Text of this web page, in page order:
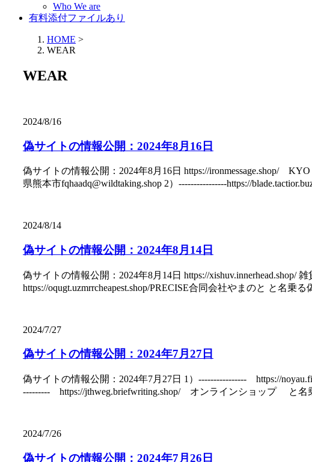
Who We are
有料添付ファイルあり
HOME >
WEAR
WEAR
2024/8/16
偽サイトの情報公開：2024年8月16日
偽サイトの情報公開：2024年8月16日 https://ironmessage.shop/
県熊本市fqhaadq@wildtaking.shop 2）----------------https://
2024/8/14
偽サイトの情報公開：2024年8月14日
偽サイトの情報公開：2024年8月14日 https://xishuv.innerhead.shop/
https://oqugt.uzmrrcheapest.shop/PRECISE合同会社やまのと と名乗
2024/7/27
偽サイトの情報公開：2024年7月27日
偽サイトの情報公開：2024年7月27日 1）---------------- https://
--------- https://jthweg.briefwriting.shop/ オンラインショップ と名
2024/7/26
偽サイトの情報公開：2024年7月26日